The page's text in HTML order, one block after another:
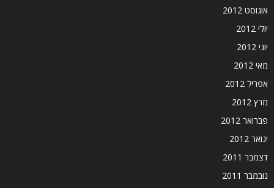
אוגוסט 2012
יולי 2012
יוני 2012
מאי 2012
אפריל 2012
מרץ 2012
פברואר 2012
ינואר 2012
דצמבר 2011
נובמבר 2011